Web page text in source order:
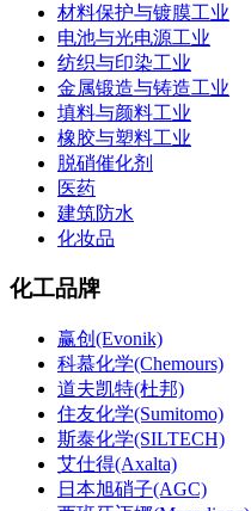
材料保护与镀膜工业
电池与光电源工业
纺织与印染工业
金属锻造与铸造工业
填料与颜料工业
橡胶与塑料工业
脱硝催化剂
医药
建筑防水
化妆品
化工品牌
赢创(Evonik)
科慕化学(Chemours)
道夫凯特(杜邦)
住友化学(Sumitomo)
斯泰化学(SILTECH)
艾仕得(Axalta)
日本旭硝子(AGC)